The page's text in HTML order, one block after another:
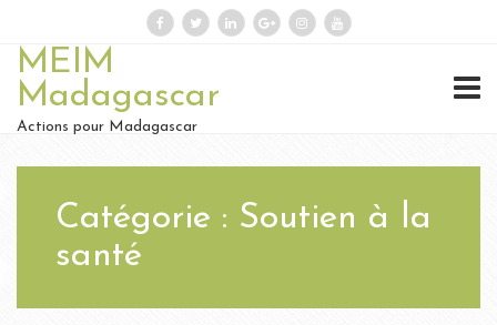
MEIM
Madagascar
Actions pour Madagascar
Catégorie : Soutien à la
santé